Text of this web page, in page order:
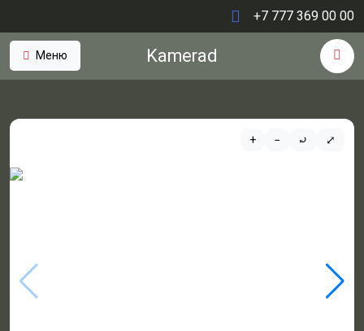
+7 777 369 00 00
Меню Kamerad
+ − ⤾ ⤢